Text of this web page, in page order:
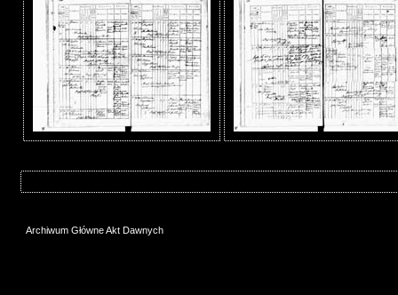
Archiwum Główne Akt Dawnych